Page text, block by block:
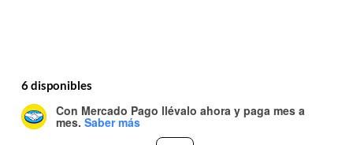
6 disponibles
Con Mercado Pago llévalo ahora y paga mes a
mes. Saber más